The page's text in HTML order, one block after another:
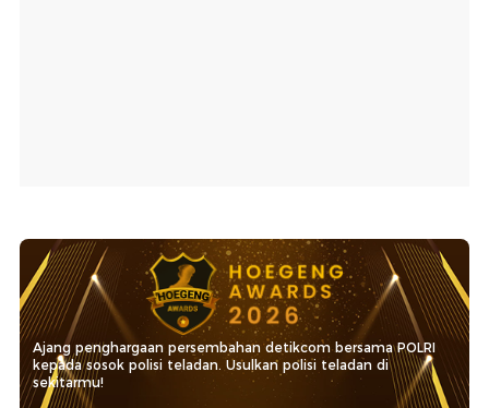
Ajang penghargaan persembahan detikcom bersama POLRI
kepada sosok polisi teladan. Usulkan polisi teladan di
sekitarmu!